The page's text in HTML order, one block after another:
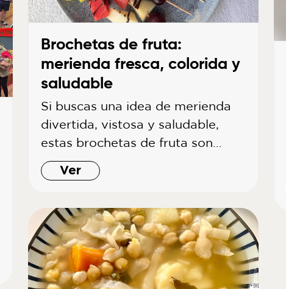
Brochetas de fruta:
merienda fresca, colorida y
saludable
Si buscas una idea de merienda
divertida, vistosa y saludable,
estas brochetas de fruta son…
Ver